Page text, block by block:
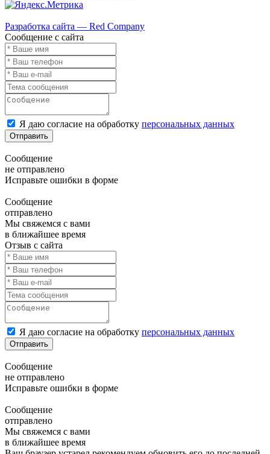
Разработка сайта — Red Company
Сообщение с сайта
Я даю согласие на обработку персональных данных
Отправить
Сообщение
не отправлено
Исправьте ошибки в форме
Сообщение
отправлено
Мы свяжемся с вами
в ближайшее время
Отзыв с сайта
Я даю согласие на обработку персональных данных
Отправить
Сообщение
не отправлено
Исправьте ошибки в форме
Сообщение
отправлено
Мы свяжемся с вами
в ближайшее время